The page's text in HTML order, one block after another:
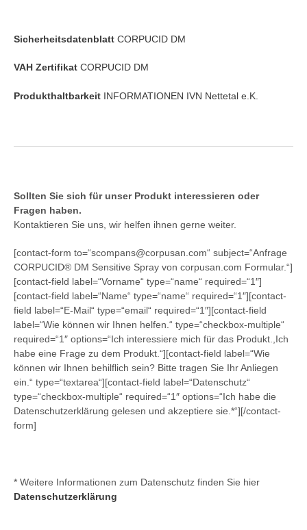
Sicherheitsdatenblatt CORPUCID DM
VAH Zertifikat CORPUCID DM
Produkthaltbarkeit INFORMATIONEN IVN Nettetal e.K.
Sollten Sie sich für unser Produkt interessieren oder
Fragen haben.
Kontaktieren Sie uns, wir helfen ihnen gerne weiter.
[contact-form to=“scompans@corpusan.com“ subject=“Anfrage
CORPUCID® DM Sensitive Spray von corpusan.com Formular.“]
[contact-field label=“Vorname“ type=“name“ required=“1″]
[contact-field label=“Name“ type=“name“ required=“1″][contact-
field label=“E-Mail“ type=“email“ required=“1″][contact-field
label=“Wie können wir Ihnen helfen.“ type=“checkbox-multiple“
required=“1″ options=“Ich interessiere mich für das Produkt.,Ich
habe eine Frage zu dem Produkt.“][contact-field label=“Wie
können wir Ihnen behilflich sein? Bitte tragen Sie Ihr Anliegen
ein.“ type=“textarea“][contact-field label=“Datenschutz“
type=“checkbox-multiple“ required=“1″ options=“Ich habe die
Datenschutzerklärung gelesen und akzeptiere sie.*“][/contact-
form]
* Weitere Informationen zum Datenschutz finden Sie hier
Datenschutzerklärung